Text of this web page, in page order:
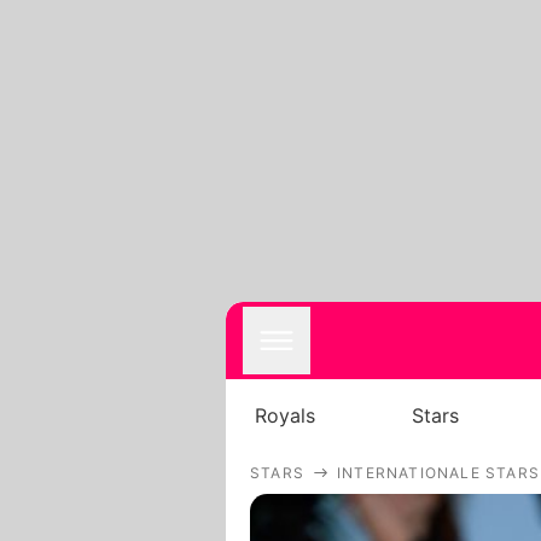
Royals Stars
STARS INTERNATIONALE STARS